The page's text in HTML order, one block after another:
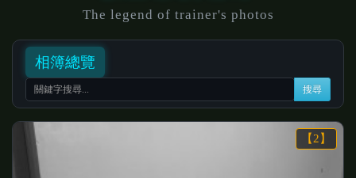
The legend of trainer's photos
相簿總覽
搜尋
【2】